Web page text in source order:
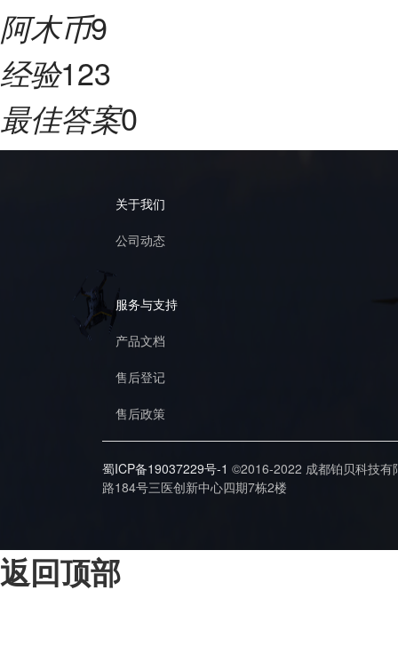
阿木币9
经验123
最佳答案0
关于我们
公司动态
服务与支持
产品文档
售后登记
售后政策
蜀ICP备19037229号-1 ©2016-2022 成都铂贝科技
路184号三医创新中心四期7栋2楼
返回顶部